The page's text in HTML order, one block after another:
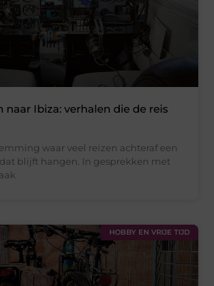
Ibiza: verhalen die de reis
waar veel reizen achteraf een
blijft hangen. In gesprekken met
HOBBY EN VRIJE TIJD